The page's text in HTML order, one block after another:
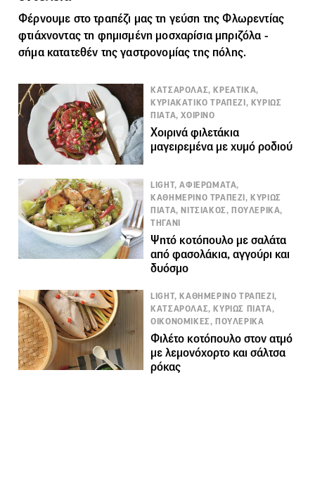
Φέρνουμε στο τραπέζι μας τη γεύση της Φλωρεντίας
φτιάχνοντας τη φημισμένη μοσχαρίσια μπριζόλα -
σήμα κατατεθέν της γαστρονομίας της πόλης.
ΚΑΤΣΑΡΟΛΑΣ, ΚΡΕΑΤΙΚΑ,
ΚΥΡΙΑΚΑΤΙΚΟ ΤΡΑΠΕΖΙ, ΚΥΡΙΩΣ
ΠΙΑΤΑ, ΧΟΙΡΙΝΟ
Χοιρινά φιλετάκια
μαγειρεμένα με χυμό ροδιού
LIGHT, ΑΦΙΕΡΩΜΑΤΑ,
ΚΑΘΗΜΕΡΙΝΟ ΤΡΑΠΕΖΙ, ΚΥΡΙΩΣ
ΠΙΑΤΑ, ΝΙΤΣΙΑΚΟΣ, ΠΟΥΛΕΡΙΚΑ,
ΤΗΓΑΝΙ
Ψητό κοτόπουλο με σαλάτα
από φασολάκια, αγγούρι και
δυόσμο
LIGHT, ΚΑΘΗΜΕΡΙΝΟ ΤΡΑΠΕΖΙ,
ΚΑΤΣΑΡΟΛΑΣ, ΚΥΡΙΩΣ ΠΙΑΤΑ,
ΟΙΚΟΝΟΜΙΚΕΣ, ΠΟΥΛΕΡΙΚΑ
Φιλέτο κοτόπουλο στον ατμό
με λεμονόχορτο και σάλτσα
ρόκας